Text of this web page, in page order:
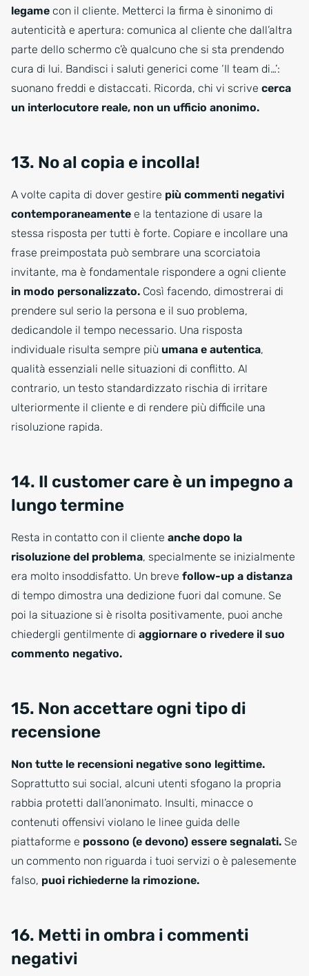
legame con il cliente. Metterci la firma è sinonimo di
autenticità e apertura: comunica al cliente che dall’altra
parte dello schermo c’è qualcuno che si sta prendendo
cura di lui. Bandisci i saluti generici come ‘Il team di…’:
suonano freddi e distaccati. Ricorda, chi vi scrive cerca
un interlocutore reale, non un ufficio anonimo.
13. No al copia e incolla!
A volte capita di dover gestire più commenti negativi
contemporaneamente e la tentazione di usare la
stessa risposta per tutti è forte. Copiare e incollare una
frase preimpostata può sembrare una scorciatoia
invitante, ma è fondamentale rispondere a ogni cliente
in modo personalizzato. Così facendo, dimostrerai di
prendere sul serio la persona e il suo problema,
dedicandole il tempo necessario. Una risposta
individuale risulta sempre più umana e autentica,
qualità essenziali nelle situazioni di conflitto. Al
contrario, un testo standardizzato rischia di irritare
ulteriormente il cliente e di rendere più difficile una
risoluzione rapida.
14. Il customer care è un impegno a
lungo termine
Resta in contatto con il cliente anche dopo la
risoluzione del problema, specialmente se inizialmente
era molto insoddisfatto. Un breve follow-up a distanza
di tempo dimostra una dedizione fuori dal comune. Se
poi la situazione si è risolta positivamente, puoi anche
chiedergli gentilmente di aggiornare o rivedere il suo
commento negativo.
15. Non accettare ogni tipo di
recensione
Non tutte le recensioni negative sono legittime.
Soprattutto sui social, alcuni utenti sfogano la propria
rabbia protetti dall’anonimato. Insulti, minacce o
contenuti offensivi violano le linee guida delle
piattaforme e possono (e devono) essere segnalati. Se
un commento non riguarda i tuoi servizi o è palesemente
falso, puoi richiederne la rimozione.
16. Metti in ombra i commenti
negativi